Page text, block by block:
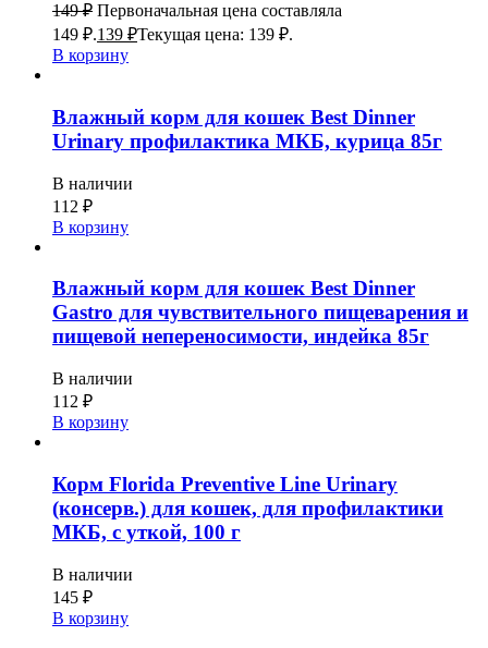
149₽ Первоначальная цена составляла
149 ₽.139 ₽Текущая цена: 139 ₽.
В корзину
Влажный корм для кошек Best Dinner
Urinary профилактика МКБ, курица 85г
В наличии
112 ₽
В корзину
Влажный корм для кошек Best Dinner
Gastro для чувствительного пищеварения и
пищевой непереносимости, индейка 85г
В наличии
112 ₽
В корзину
Корм Florida Preventive Line Urinary
(консерв.) для кошек, для профилактики
МКБ, с уткой, 100 г
В наличии
145 ₽
В корзину